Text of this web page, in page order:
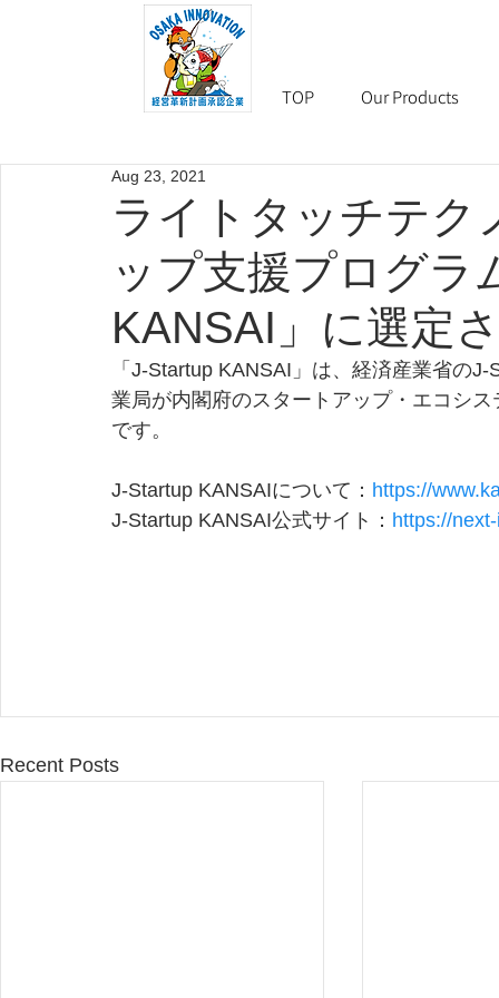
TOP Our Products
ライトタッチテク
ップ支援プログラ
KANSAI」に選定
Aug 23, 2021
「J-Startup KANSAI」は、経済産業省の
業局が内閣府のスタートアップ・エコシ
です。
J-Startup KANSAIについて： https://
J-Startup KANSAI公式サイト： https://
Recent Posts